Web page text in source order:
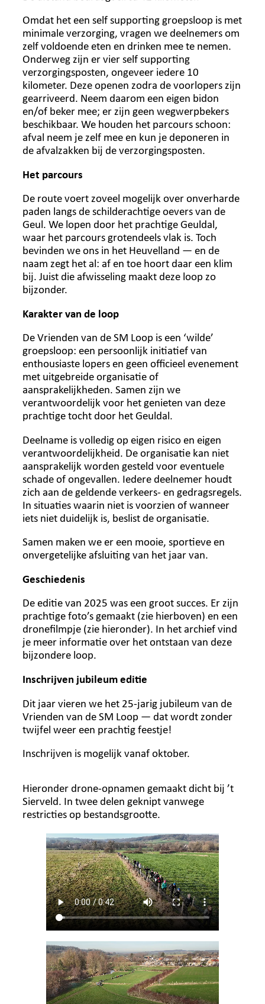
Omdat het een self supporting groepsloop is met
minimale verzorging, vragen we deelnemers om
zelf voldoende eten en drinken mee te nemen.
Onderweg zijn er vier self supporting
verzorgingsposten, ongeveer iedere 10
kilometer. Deze openen zodra de voorlopers zijn
gearriveerd. Neem daarom een eigen bidon
en/of beker mee; er zijn geen wegwerpbekers
beschikbaar. We houden het parcours schoon:
afval neem je zelf mee en kun je deponeren in
de afvalzakken bij de verzorgingsposten.
Het parcours
De route voert zoveel mogelijk over onverharde
paden langs de schilderachtige oevers van de
Geul. We lopen door het prachtige Geuldal,
waar het parcours grotendeels vlak is. Toch
bevinden we ons in het Heuvelland — en de
naam zegt het al: af en toe hoort daar een klim
bij. Juist die afwisseling maakt deze loop zo
bijzonder.
Karakter van de loop
De Vrienden van de SM Loop is een ‘wilde’
groepsloop: een persoonlijk initiatief van
enthousiaste lopers en geen officieel evenement
met uitgebreide organisatie of
aansprakelijkheden. Samen zijn we
verantwoordelijk voor het genieten van deze
prachtige tocht door het Geuldal.
Deelname is volledig op eigen risico en eigen
verantwoordelijkheid. De organisatie kan niet
aansprakelijk worden gesteld voor eventuele
schade of ongevallen. Iedere deelnemer houdt
zich aan de geldende verkeers- en gedragsregels.
In situaties waarin niet is voorzien of wanneer
iets niet duidelijk is, beslist de organisatie.
Samen maken we er een mooie, sportieve en
onvergetelijke afsluiting van het jaar van.
Geschiedenis
De editie van 2025 was een groot succes. Er zijn
prachtige foto’s gemaakt (zie hierboven) en een
dronefilmpje (zie hieronder). In het archief vind
je meer informatie over het ontstaan van deze
bijzondere loop.
Inschrijven jubileum editie
Dit jaar vieren we het 25-jarig jubileum van de
Vrienden van de SM Loop — dat wordt zonder
twijfel weer een prachtig feestje!
Inschrijven is mogelijk vanaf oktober.
Hieronder drone-opnamen gemaakt dicht bij ’t
Sierveld. In twee delen geknipt vanwege
restricties op bestandsgrootte.